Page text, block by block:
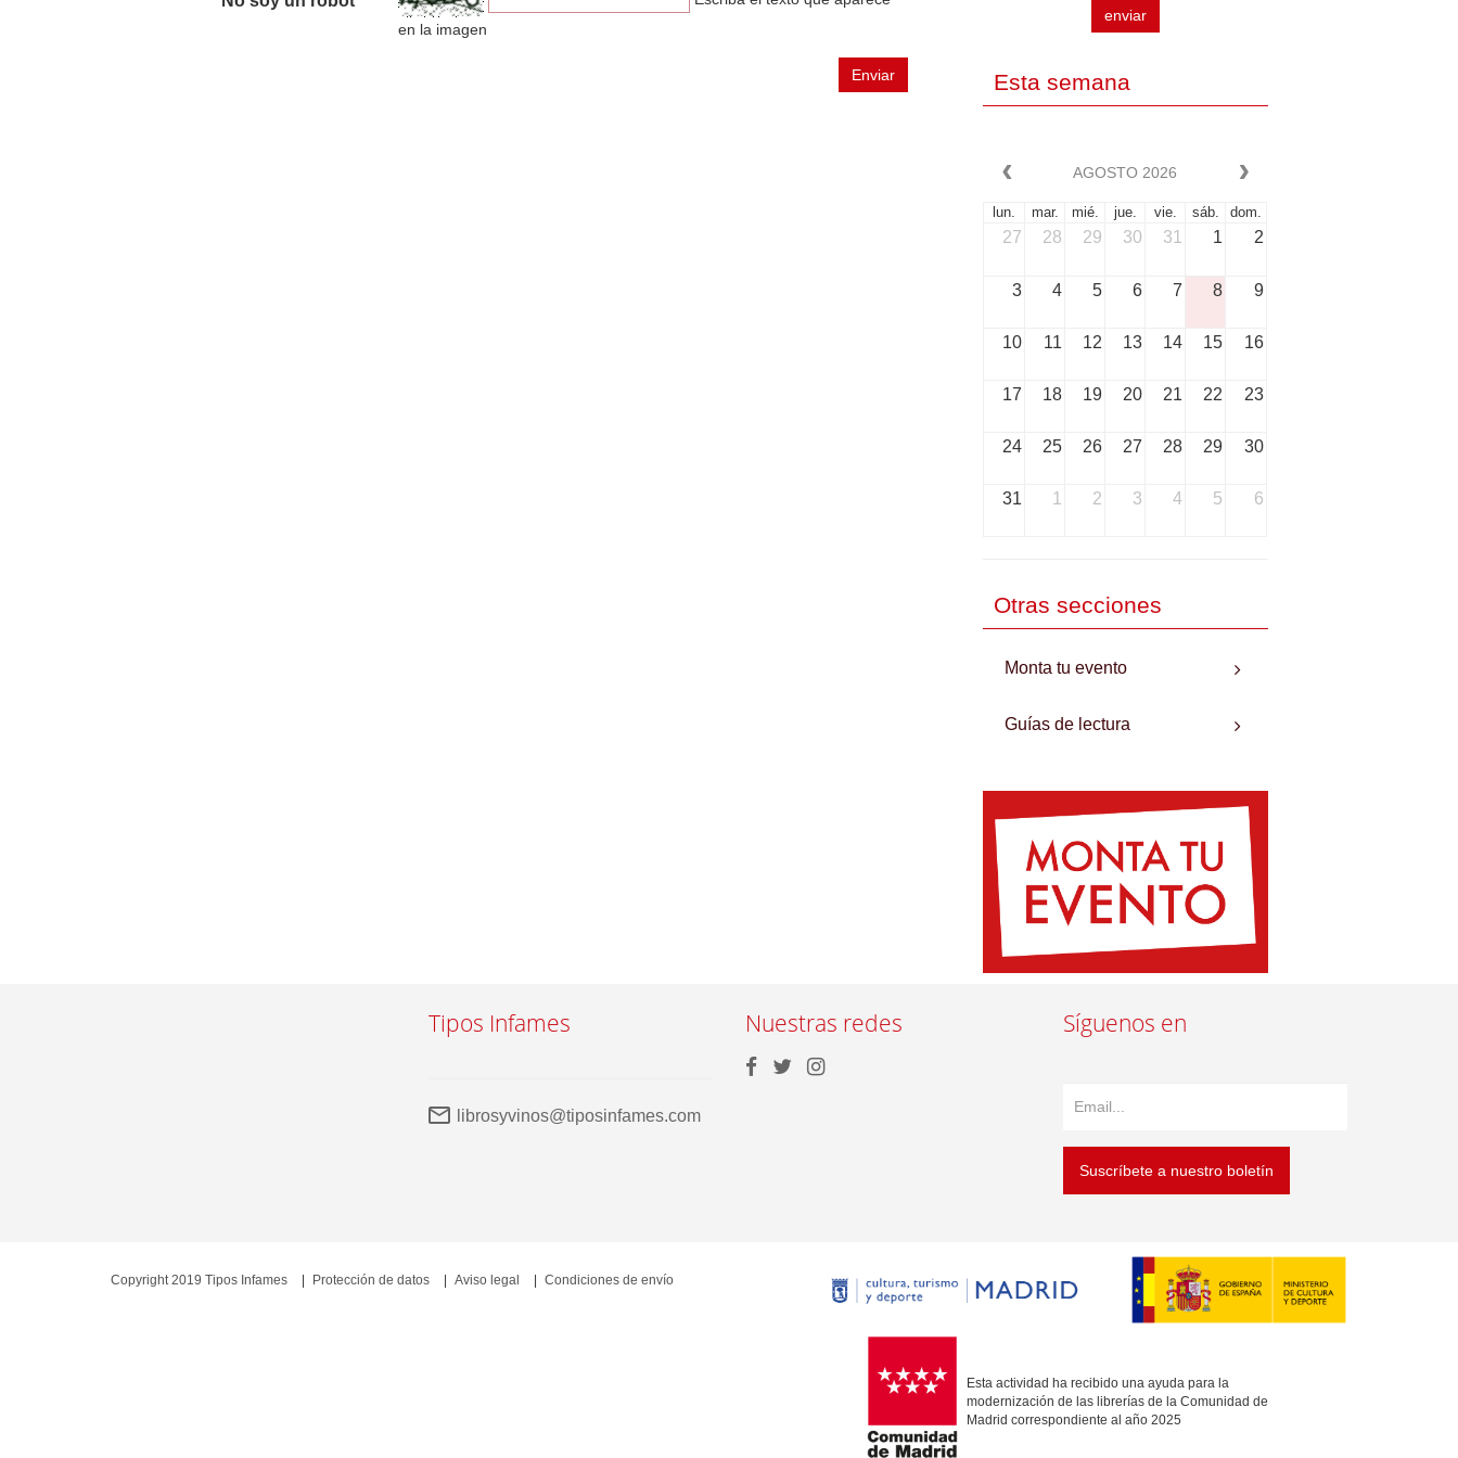
en la imagen
Enviar
enviar
Esta semana
AGOSTO 2026
lun. mar. mié. jue. vie. sáb. dom.
27 28 29 30 31 1 2
3 4 5 6 7 8 9
10 11 12 13 14 15 16
17 18 19 20 21 22 23
24 25 26 27 28 29 30
31 1 2 3 4 5 6
Otras secciones
Monta tu evento
Guías de lectura
Tipos Infames
librosyvinos@tiposinfames.com
Nuestras redes Síguenos en
Suscríbete a nuestro boletín
Esta actividad ha recibido una ayuda para la
modernización de las librerías de la Comunidad de
Madrid correspondiente al año 2025
Copyright 2019 Tipos Infames Protección de datos Aviso legal Condiciones de envío